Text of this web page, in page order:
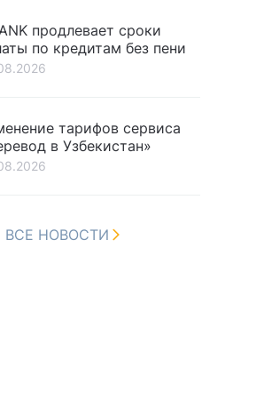
продлевает сроки
по кредитам без пени
тарифов сервиса
в Узбекистан»
ВСЕ НОВОСТИ